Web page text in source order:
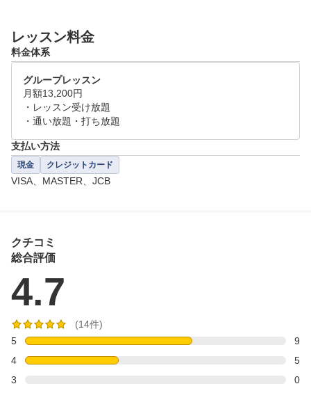
か実感いただけます！
毎時00分スタートを1コマとして、レッスンを実施し
ております。
・来店時のスケジュール
00～10分：現在のお悩みなどヒアリング
11～40分：レッスン
41～50分：レッスンの振り返り・スクール説明
13:00～各時間帯毎、最終21:00開始
但し、17:00～18:00一時休館
土日祝
10:00～各時間帯毎、最終19:00開始
但し、15:00～16:00一時休館
レッスン料金
料金体系
グループレッスン
月額13,200円
・レッスン受け放題
・通い放題・打ち放題
支払い方法
現金 クレジットカード
VISA、MASTER、JCB
クチコミ
総合評価
4.7
(14件)
5
9
4
5
3
0